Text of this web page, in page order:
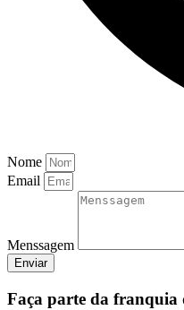
Nome
Email
Menssagem
Enviar
Faça parte da franquia